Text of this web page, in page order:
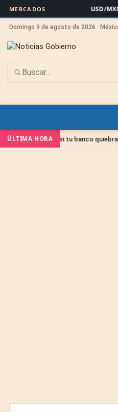
MERCADOS USD/MXN
Domingo 9 de agosto de 2026 ·
ÚLTIMA HORA
si tu banco quiebra (y hasta